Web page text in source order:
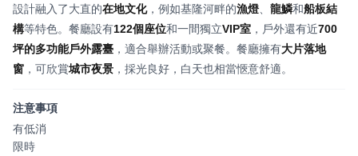
設計融入了大直的在地文化，例如基隆河畔的漁燈、 龍鱗和船板結
構等特色。餐廳設有122個座位和一間獨立VIP室 ，戶外還有近700
坪的多功能戶外露臺 ，適合舉辦活動或聚餐。餐廳擁有大片落地
窗 ，可欣賞城市夜景 ，採光良好，白天也相當愜意舒適。
注意事項
有低消
限時